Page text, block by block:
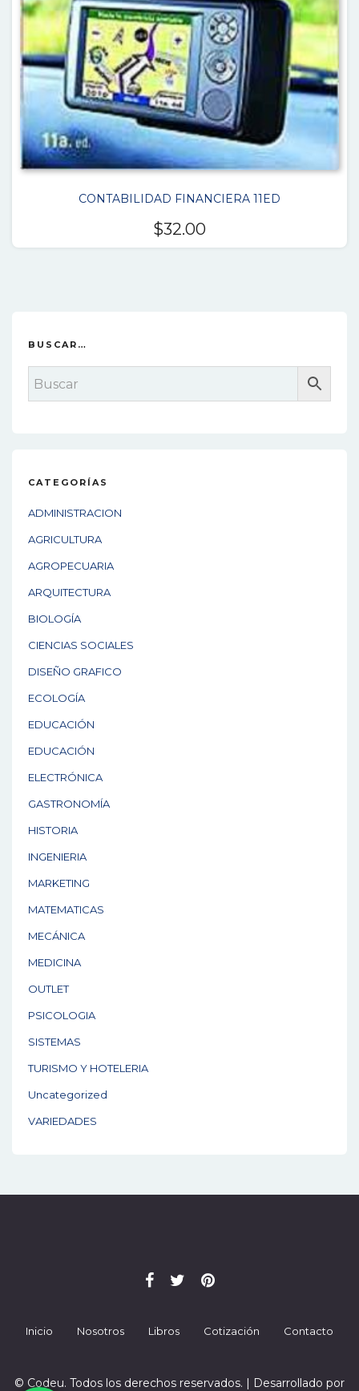
CONTABILIDAD FINANCIERA 11ED
$32.00
BUSCAR…
CATEGORÍAS
ADMINISTRACION
AGRICULTURA
AGROPECUARIA
ARQUITECTURA
BIOLOGÍA
CIENCIAS SOCIALES
DISEÑO GRAFICO
ECOLOGÍA
EDUCACIÓN
EDUCACIÓN
ELECTRÓNICA
GASTRONOMÍA
HISTORIA
INGENIERIA
MARKETING
MATEMATICAS
MECÁNICA
MEDICINA
OUTLET
PSICOLOGIA
SISTEMAS
TURISMO Y HOTELERIA
Uncategorized
VARIEDADES
Inicio Nosotros Libros Cotización Contacto
© Codeu. Todos los derechos reservados. | Desarrollado por